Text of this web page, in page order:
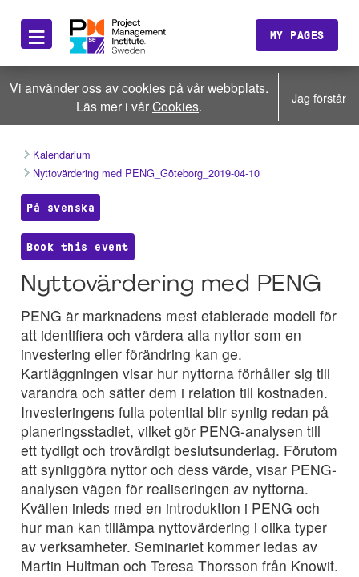
≡ MY PAGES
Vi använder oss av cookies på vår webbplats.
Läs mer i vårCookies. Jag förstår
Kalendarium
Nyttovärdering med PENG_Göteborg_2019-04-10
På svenska
Book this event
Nyttovärdering med PENG
PENG är marknadens mest etablerade modell för
att identifiera och värdera alla nyttor som en
investering eller förändring kan ge.
Kartläggningen visar hur nyttorna förhåller sig till
varandra och sätter dem i relation till kostnaden.
Investeringens fulla potential blir synlig redan på
planeringsstadiet, vilket gör PENG-analysen till
ett tydligt och trovärdigt beslutsunderlag. Förutom
att synliggöra nyttor och dess värde, visar PENG-
analysen vägen för realiseringen av nyttorna.
Kvällen inleds med en introduktion i PENG och
hur man kan tillämpa nyttovärdering i olika typer
av verksamheter. Seminariet kommer ledas av
Martin Hultman och Teresa Thorsson från Knowit.